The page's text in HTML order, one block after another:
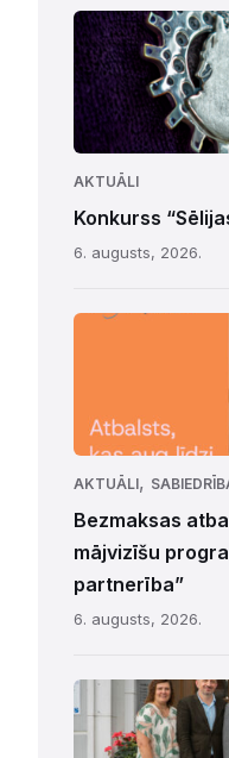
AKTUĀLI
Konkurss
6. augusts, 2026.
AKTUĀLI,
Bezmaksas
mājvizīšu
partnerība”
6. augusts, 2026.